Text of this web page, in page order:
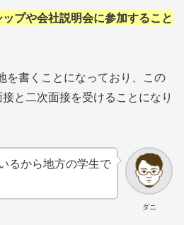
プや会社説明会に参加すること
を書くことになっており、この
と二次面接を受けることになり
ダニ
るから地方の学生で